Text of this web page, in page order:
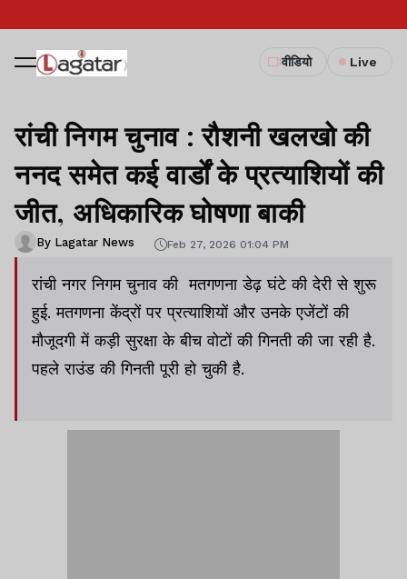
वीडियो Live
रांची निगम चुनाव : रौशनी खलखो की
ननद समेत कई वार्डों के प्रत्याशियों की
जीत, अधिकारिक घोषणा बाकी
By Lagatar News Feb 27, 2026 01:04 PM
रांची नगर निगम चुनाव की मतगणना डेढ़ घंटे की देरी से शुरू
हुई. मतगणना केंद्रों पर प्रत्याशियों और उनके एजेंटों की
मौजूदगी में कड़ी सुरक्षा के बीच वोटों की गिनती की जा रही है.
पहले राउंड की गिनती पूरी हो चुकी है.